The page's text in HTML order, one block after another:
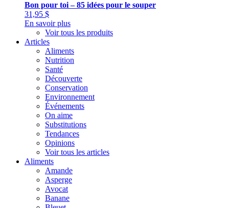
Bon pour toi – 85 idées pour le souper
31,95 $
En savoir plus
Voir tous les produits
Articles
Aliments
Nutrition
Santé
Découverte
Conservation
Environnement
Événements
On aime
Substitutions
Tendances
Opinions
Voir tous les articles
Aliments
Amande
Asperge
Avocat
Banane